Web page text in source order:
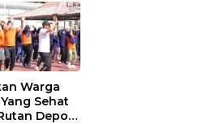
Warga
Sehat
Depok